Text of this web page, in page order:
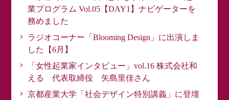
業プログラム Vol.05【DAY1】ナビゲーターを
務めました
ラジオコーナー「Blooming Design」に出演しま
した【6月】
「女性起業家インタビュー」vol.16 株式会社和
える 代表取締役 矢島里佳さん
京都産業大学「社会デザイン特別講義」に登壇